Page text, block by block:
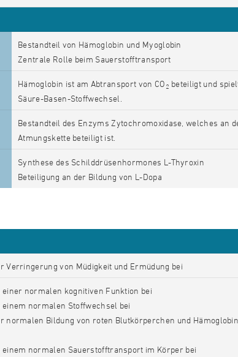
Bestandteil von Hämoglobin und Myoglobin
Zentrale Rolle beim Sauerstofftransport
Hämoglobin ist am Abtransport von CO 2 beteiligt und
Säure-Basen-Stoffwechsel.
Bestandteil des Enzyms Zytochromoxidase, welches an
Atmungskette beteiligt ist.
Synthese des Schilddrüsenhormones L-Thyroxin
Beteiligung an der Bildung von L-Dopa
Verringerung von Müdigkeit und Ermüdung bei
einer normalen kognitiven Funktion bei
einem normalen Stoffwechsel bei
normalen Bildung von roten Blutkörperchen und Hämoglobin
einem normalen Sauerstofftransport im Körper bei